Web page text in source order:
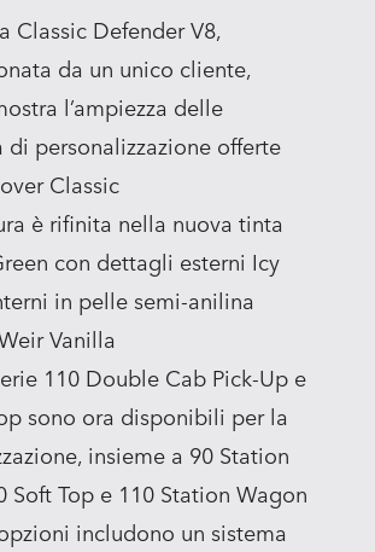
SHARE
Classic Defender V8,
da un unico cliente,
l’ampiezza delle
personalizzazione offerte
Classic
è rifinita nella nuova tinta
con dettagli esterni Icy
in pelle semi‑anilina
Vanilla
110 Double Cab Pick‑Up e
sono ora disponibili per la
insieme a 90 Station
Soft Top e 110 Station Wagon
includono un sistema